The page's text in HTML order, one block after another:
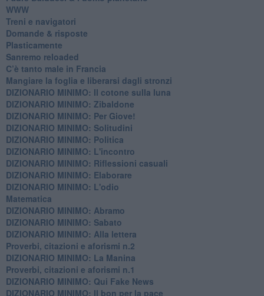
WWW
​Treni e navigatori
​Domande & risposte
​Plasticamente
Sanremo reloaded
C’è tanto male in Francia
​Mangiare la foglia e liberarsi dagli stronzi
DIZIONARIO MINIMO: Il cotone sulla luna
DIZIONARIO MINIMO: Zibaldone
DIZIONARIO MINIMO: Per Giove!
DIZIONARIO MINIMO: Solitudini
DIZIONARIO MINIMO: Politica
DIZIONARIO MINIMO: L'incontro
DIZIONARIO MINIMO: Riflessioni casuali
DIZIONARIO MINIMO: Elaborare
DIZIONARIO MINIMO: L'odio
​Matematica
DIZIONARIO MINIMO: Abramo
DIZIONARIO MINIMO: Sabato
​DIZIONARIO MINIMO: Alla lettera
Proverbi, citazioni e aforismi n.2
DIZIONARIO MINIMO: La Manina
​Proverbi, citazioni e aforismi n.1
DIZIONARIO MINIMO: Qui Fake News
DIZIONARIO MINIMO: ​Il bon per la pace